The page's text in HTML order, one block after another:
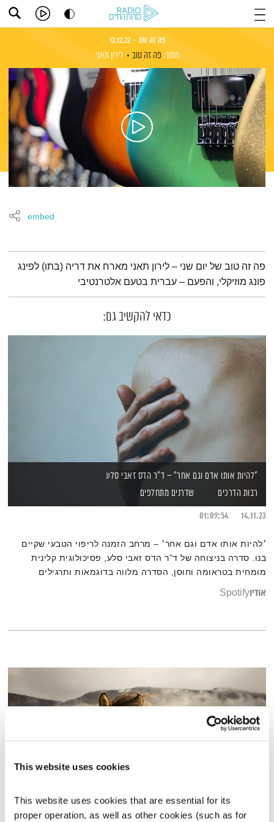
This website uses cookies
This website uses cookies that are essential for its
proper operation, as well as other cookies (such as for
פה זה טוב – 12.12.22
מתוך: פה זה טוב לירון תאני
embed
תמצית הפודקאסט
פה זה טוב של יום שני – לירון תאני מארח את דריה (בתו) לפינג
פונג מוזיקלי, והפעם – עברית בטעם אלטרנטיבי
כדאי להקשיב גם:
"להיות אותו אדם וגם אחר" – ד”ר הדס זאבי סלע
רבות הדרכים
שדרנים מתחלפים
14.11.23
01:09:54
׳להיות אותו אדם וגם אחר׳ – מרחב הזמנה לריפוי הטבעי שקיים
בנו. סדרה בניצוחה של ד”ר הדס זאבי סלע, פסיכולוגית קלינית
מומחית בטראומה וחוסן, הסדרה מלווה בדוגמאות ותרגילים
אודיוSpotify